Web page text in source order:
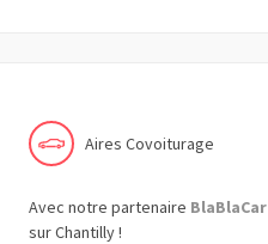
Aires Covoiturage
Avec notre partenaire BlaBlaCar
sur Chantilly !